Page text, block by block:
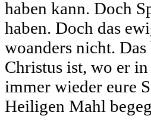
haben kann. Doch
haben. Doch das
woanders nicht.
Christus ist, wo er
immer wieder eure
Heiligen Mahl